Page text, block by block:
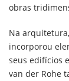
obras
Na
incorporou
seus edifícios
van der Rohe